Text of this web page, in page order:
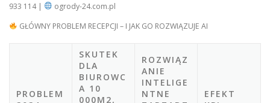
933 114 |
ogrody-24.com.pl
GŁÓWNY PROBLEM RECEPCJI – I JAK GO ROZWIĄZUJE AI
PROBLEM
SKUTEK
DLA
BIUROWC
A 10
000M2,
ROZWIĄZ
ANIE
INTELIGE
NTNE
EFEKT